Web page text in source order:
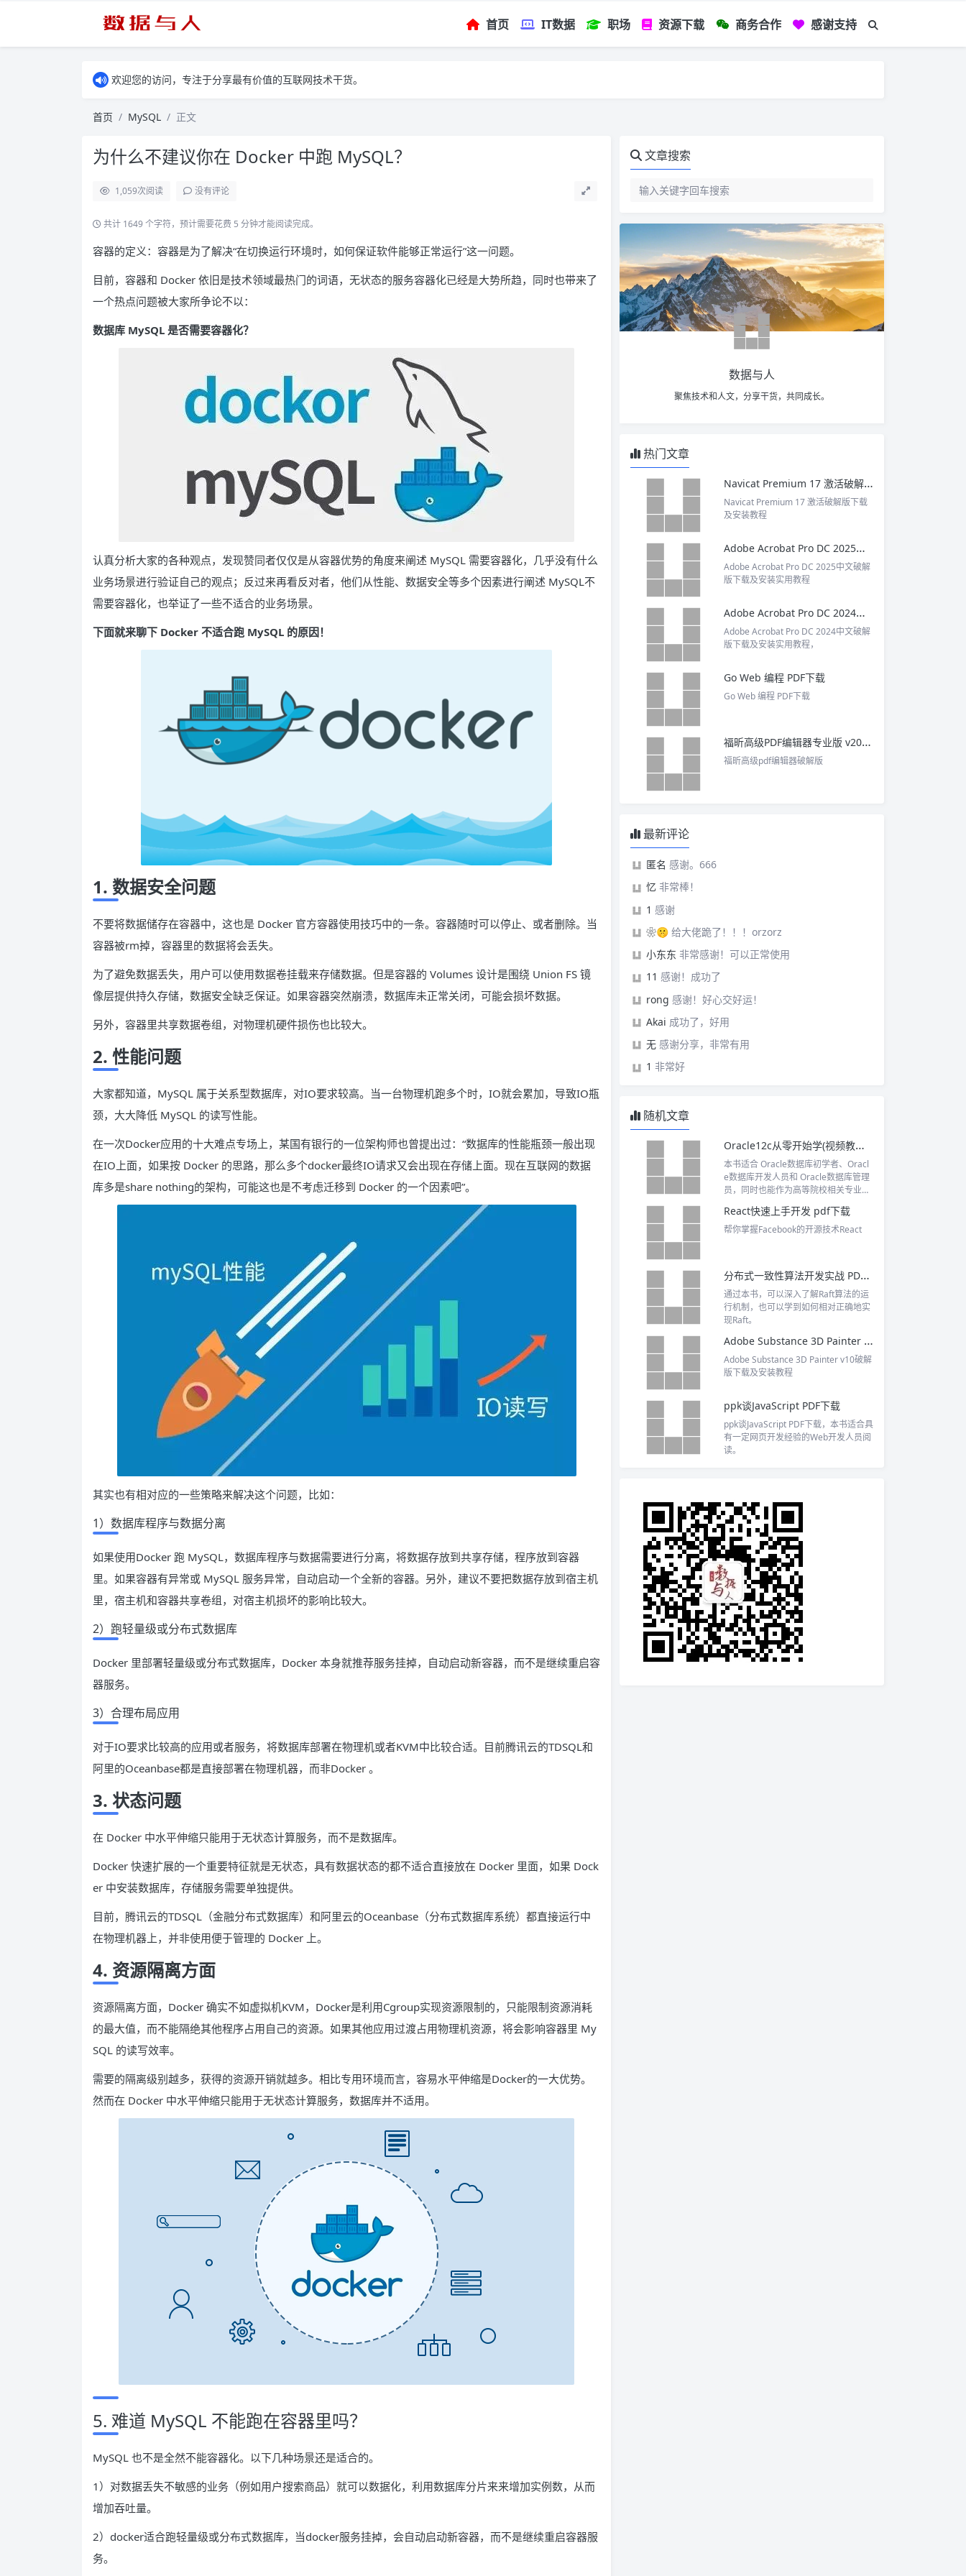
首页 IT数据 职场 资源下载 商务合作 感谢支持
欢迎您的访问，专注于分享最有价值的互联网技术干货。
首页 MySQL 正文
为什么不建议你在 Docker 中跑 MySQL？
1,059次阅读 没有评论
共计 1649 个字符，预计需要花费 5 分钟才能阅读完成。
容器的定义：容器是为了解决“在切换运行环境时，如何保证软件能够正常运行”这一问题。
目前，容器和 Docker 依旧是技术领域最热门的词语，无状态的服务容器化已经是大势所趋，同时也带来了
一个热点问题被大家所争论不以：
数据库 MySQL 是否需要容器化？
认真分析大家的各种观点，发现赞同者仅仅是从容器优势的角度来阐述 MySQL 需要容器化，几乎没有什么
业务场景进行验证自己的观点；反过来再看反对者，他们从性能、数据安全等多个因素进行阐述 MySQL不
需要容器化，也举证了一些不适合的业务场景。
下面就来聊下 Docker 不适合跑 MySQL 的原因！
1. 数据安全问题
不要将数据储存在容器中，这也是 Docker 官方容器使用技巧中的一条。容器随时可以停止、或者删除。当
容器被rm掉，容器里的数据将会丢失。
为了避免数据丢失，用户可以使用数据卷挂载来存储数据。但是容器的 Volumes 设计是围绕 Union FS 镜
像层提供持久存储，数据安全缺乏保证。如果容器突然崩溃，数据库未正常关闭，可能会损坏数据。
另外，容器里共享数据卷组，对物理机硬件损伤也比较大。
2. 性能问题
大家都知道，MySQL 属于关系型数据库，对IO要求较高。当一台物理机跑多个时，IO就会累加，导致IO瓶
颈，大大降低 MySQL 的读写性能。
在一次Docker应用的十大难点专场上，某国有银行的一位架构师也曾提出过：“数据库的性能瓶颈一般出现
在IO上面，如果按 Docker 的思路，那么多个docker最终IO请求又会出现在存储上面。现在互联网的数据
库多是share nothing的架构，可能这也是不考虑迁移到 Docker 的一个因素吧”。
其实也有相对应的一些策略来解决这个问题，比如：
1）数据库程序与数据分离
如果使用Docker 跑 MySQL，数据库程序与数据需要进行分离，将数据存放到共享存储，程序放到容器
里。如果容器有异常或 MySQL 服务异常，自动启动一个全新的容器。另外，建议不要把数据存放到宿主机
里，宿主机和容器共享卷组，对宿主机损坏的影响比较大。
2）跑轻量级或分布式数据库
Docker 里部署轻量级或分布式数据库，Docker 本身就推荐服务挂掉，自动启动新容器，而不是继续重启容
器服务。
3）合理布局应用
对于IO要求比较高的应用或者服务，将数据库部署在物理机或者KVM中比较合适。目前腾讯云的TDSQL和
阿里的Oceanbase都是直接部署在物理机器，而非Docker 。
3. 状态问题
在 Docker 中水平伸缩只能用于无状态计算服务，而不是数据库。
Docker 快速扩展的一个重要特征就是无状态，具有数据状态的都不适合直接放在 Docker 里面，如果 Dock
er 中安装数据库，存储服务需要单独提供。
目前，腾讯云的TDSQL（金融分布式数据库）和阿里云的Oceanbase（分布式数据库系统）都直接运行中
在物理机器上，并非使用便于管理的 Docker 上。
4. 资源隔离方面
资源隔离方面，Docker 确实不如虚拟机KVM，Docker是利用Cgroup实现资源限制的，只能限制资源消耗
的最大值，而不能隔绝其他程序占用自己的资源。如果其他应用过渡占用物理机资源，将会影响容器里 My
SQL 的读写效率。
需要的隔离级别越多，获得的资源开销就越多。相比专用环境而言，容易水平伸缩是Docker的一大优势。
然而在 Docker 中水平伸缩只能用于无状态计算服务，数据库并不适用。
5. 难道 MySQL 不能跑在容器里吗？
MySQL 也不是全然不能容器化。以下几种场景还是适合的。
1）对数据丢失不敏感的业务（例如用户搜索商品）就可以数据化，利用数据库分片来来增加实例数，从而
增加吞吐量。
2）docker适合跑轻量级或分布式数据库，当docker服务挂掉，会自动启动新容器，而不是继续重启容器服
务。
文章搜索
数据与人
聚焦技术和人文，分享干货，共同成长。
热门文章
Navicat Premium 17 激活破解版下载及安装教程
Navicat Premium 17 激活破解版下载
及安装教程
Adobe Acrobat Pro DC 2025中文破解版下载及安装实用教程
Adobe Acrobat Pro DC 2025中文破解
版下载及安装实用教程
Adobe Acrobat Pro DC 2024中文破解版下载及安装实用教程
Adobe Acrobat Pro DC 2024中文破解
版下载及安装实用教程，
Go Web 编程 PDF下载
Go Web 编程 PDF下载
福昕高级PDF编辑器专业版 v2025 中文激活版
福昕高级pdf编辑器破解版
最新评论
匿名 感谢。666
忆 非常棒！
1 感谢
❀🤫 给大佬跪了！！！orzorz
小东东 非常感谢！可以正常使用
11 感谢！成功了
rong 感谢！好心交好运！
Akai 成功了，好用
无 感谢分享，非常有用
1 非常好
随机文章
Oracle12c从零开始学(视频教学版) PDF下载
本书适合 Oracle数据库初学者、Oracl
e数据库开发人员和 Oracle数据库管理
员，同时也能作为高等院校相关专业师
React快速上手开发 pdf下载
帮你掌握Facebook的开源技术React
分布式一致性算法开发实战 PDF下载
通过本书，可以深入了解Raft算法的运
行机制，也可以学到如何相对正确地实
现Raft。
Adobe Substance 3D Painter v10破解版下载及安装教程
Adobe Substance 3D Painter v10破解
版下载及安装教程
ppk谈JavaScript PDF下载
ppk谈JavaScript PDF下载，本书适合具
有一定网页开发经验的Web开发人员阅
读。